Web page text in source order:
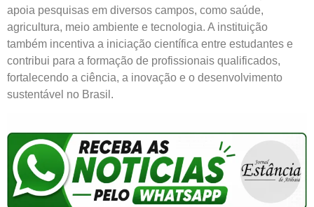
apoia pesquisas em diversos campos, como saúde,
agricultura, meio ambiente e tecnologia. A instituição
também incentiva a iniciação científica entre estudantes e
contribui para a formação de profissionais qualificados,
fortalecendo a ciência, a inovação e o desenvolvimento
sustentável no Brasil.